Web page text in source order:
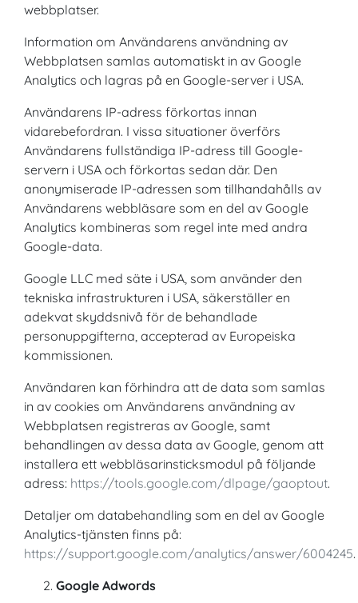
webbplatser.
Information om Användarens användning av
Webbplatsen samlas automatiskt in av Google
Analytics och lagras på en Google-server i USA.
Användarens IP-adress förkortas innan
vidarebefordran. I vissa situationer överförs
Användarens fullständiga IP-adress till Google-
servern i USA och förkortas sedan där. Den
anonymiserade IP-adressen som tillhandahålls av
Användarens webbläsare som en del av Google
Analytics kombineras som regel inte med andra
Google-data.
Google LLC med säte i USA, som använder den
tekniska infrastrukturen i USA, säkerställer en
adekvat skyddsnivå för de behandlade
personuppgifterna, accepterad av Europeiska
kommissionen.
Användaren kan förhindra att de data som samlas
in av cookies om Användarens användning av
Webbplatsen registreras av Google, samt
behandlingen av dessa data av Google, genom att
installera ett webbläsarinsticksmodul på följande
adress: https://tools.google.com/dlpage/gaoptout.
Detaljer om databehandling som en del av Google
Analytics-tjänsten finns på:
https://support.google.com/analytics/answer/6004245.
Google Adwords